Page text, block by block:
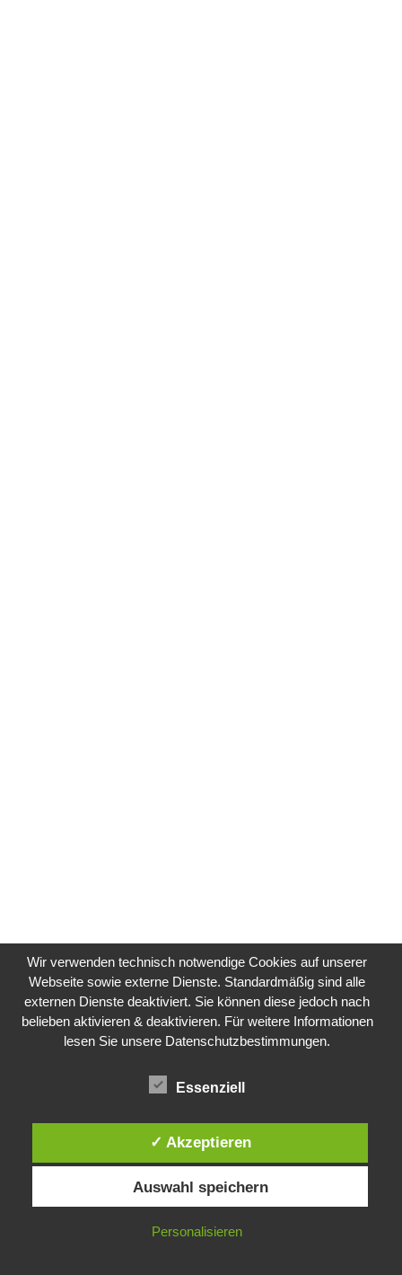
Wir verwenden technisch notwendige Cookies auf unserer
Webseite sowie externe Dienste. Standardmäßig sind alle
externen Dienste deaktiviert. Sie können diese jedoch nach
belieben aktivieren & deaktivieren. Für weitere Informationen
lesen Sie unsere Datenschutzbestimmungen.
Essenziell
✓ Akzeptieren
Auswahl speichern
Personalisieren